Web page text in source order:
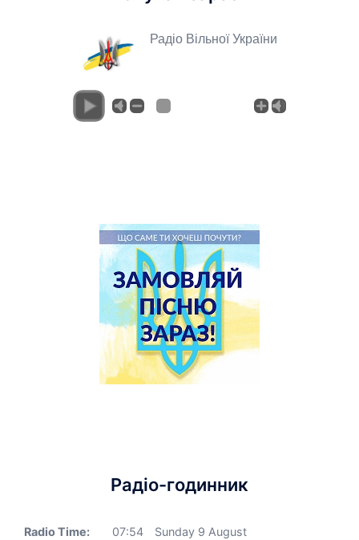
Радіо Вільної України
Радіо-годинник
Radio Time: 07:54 Sunday 9 August